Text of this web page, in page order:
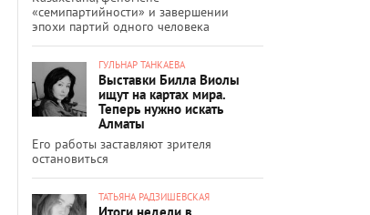
«семипартийности» и завершении
эпохи партий одного человека
ГУЛЬНАР ТАНКАЕВА
Выставки Билла Виолы
ищут на картах мира.
Теперь нужно искать
Алматы
Его работы заставляют зрителя
остановиться
ТАТЬЯНА РАДЗИШЕВСКАЯ